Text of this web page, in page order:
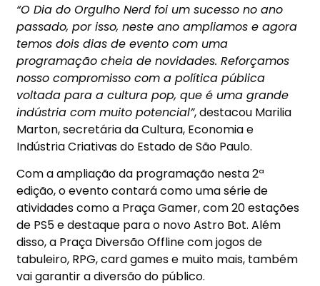
“O Dia do Orgulho Nerd foi um sucesso no ano
passado, por isso, neste ano ampliamos e agora
temos dois dias de evento com uma
programação cheia de novidades. Reforçamos
nosso compromisso com a política pública
voltada para a cultura pop, que é uma grande
indústria com muito potencial”, destacou Marilia
Marton, secretária da Cultura, Economia e
Indústria Criativas do Estado de São Paulo.
Com a ampliação da programação nesta 2ª
edição, o evento contará como uma série de
atividades como a Praça Gamer, com 20 estações
de PS5 e destaque para o novo Astro Bot. Além
disso, a Praça Diversão Offline com jogos de
tabuleiro, RPG, card games e muito mais, também
vai garantir a diversão do público.